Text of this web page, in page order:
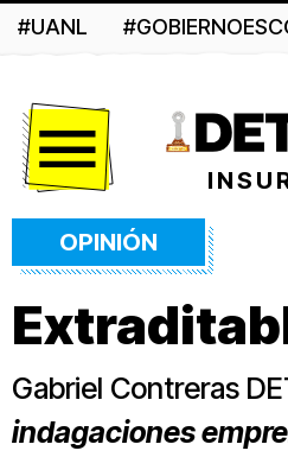
#UANL
OPINIÓN
Gabriel Contreras
indagaciones